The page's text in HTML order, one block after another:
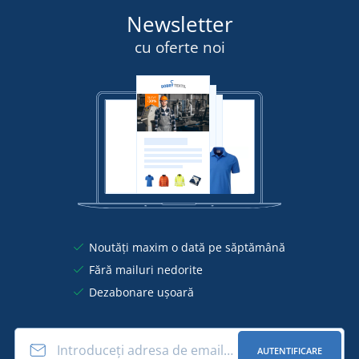
Newsletter
cu oferte noi
Noutăți maxim o dată pe săptămână
Fără mailuri nedorite
Dezabonare ușoară
AUTENTIFICARE